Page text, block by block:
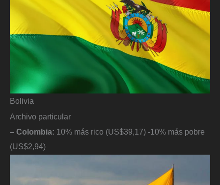
Bolivia
Archivo particular
– Colombia: 10% más rico (US$39,17) -10% más pobre
(US$2,94)